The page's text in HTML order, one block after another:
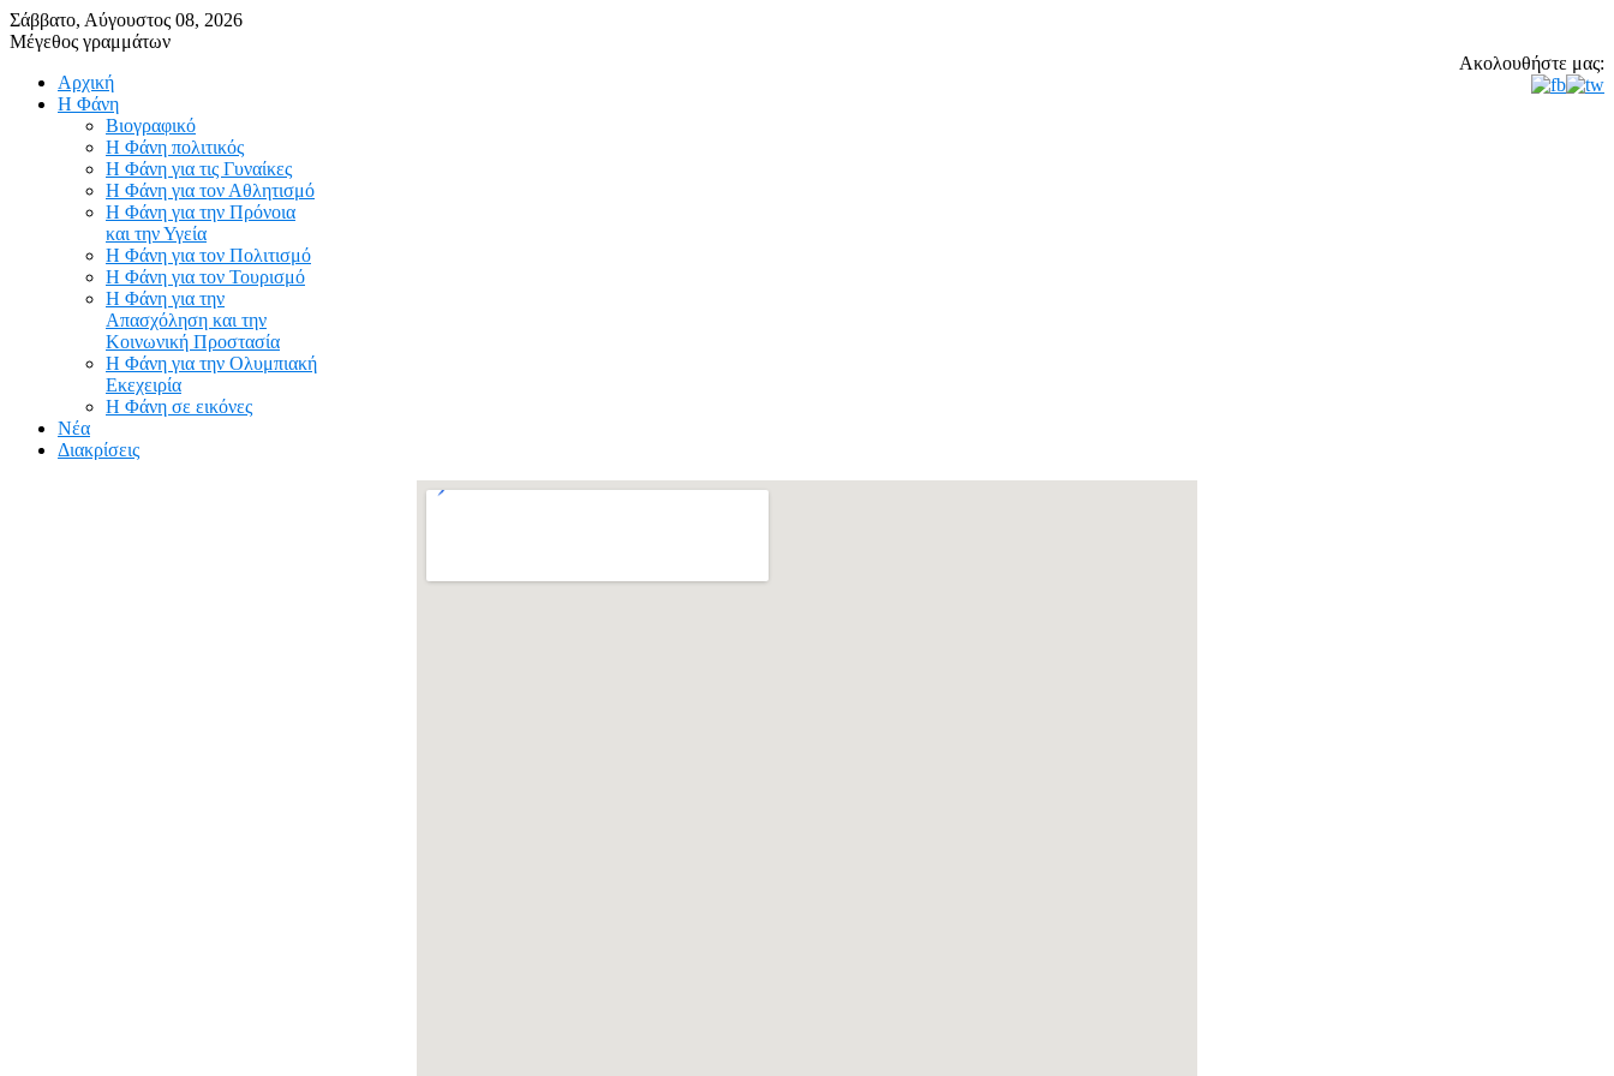
Σάββατο, Αύγουστος 08, 2026
Μέγεθος γραμμάτων
Ακολουθήστε μας:
Αρχική
Η Φάνη
Βιογραφικό
Η Φάνη πολιτικός
Η Φάνη για τις Γυναίκες
Η Φάνη για τον Αθλητισμό
Η Φάνη για την Πρόνοια
και την Υγεία
Η Φάνη για τον Πολιτισμό
Η Φάνη για τον Τουρισμό
Η Φάνη για την
Απασχόληση και την
Κοινωνική Προστασία
Η Φάνη για την Ολυμπιακή
Εκεχειρία
Η Φάνη σε εικόνες
Νέα
Διακρίσεις